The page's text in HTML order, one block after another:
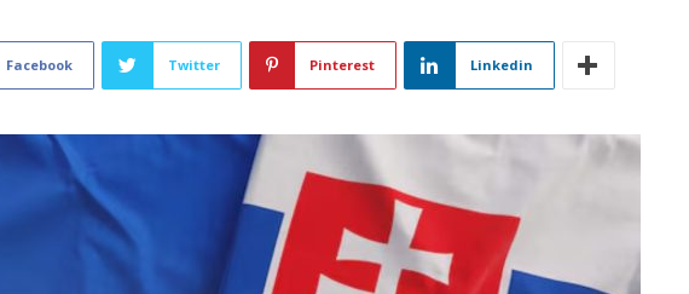
Facebook Twitter Pinterest Linkedin